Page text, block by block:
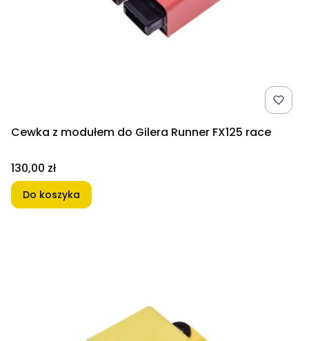
Cewka z modułem do Gilera Runner FX125 race
Cena
130,00 zł
Do koszyka